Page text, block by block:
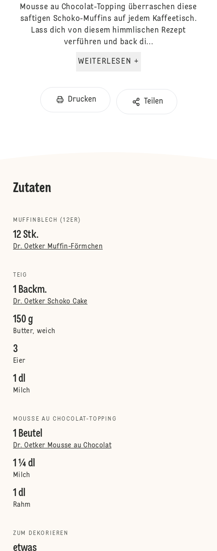
Mousse au Chocolat-Topping überraschen diese
saftigen Schoko-Muffins auf jedem Kaffeetisch.
Lass dich von diesem himmlischen Rezept
verführen und back di...
WEITERLESEN +
Drucken Teilen
Zutaten
MUFFINBLECH (12ER)
12 Stk.
Dr. Oetker Muffin-Förmchen
TEIG
1 Backm.
Dr. Oetker Schoko Cake
150 g
Butter, weich
3
Eier
1 dl
Milch
MOUSSE AU CHOCOLAT-TOPPING
1 Beutel
Dr. Oetker Mousse au Chocolat
1 ¼ dl
Milch
1 dl
Rahm
ZUM DEKORIEREN
etwas